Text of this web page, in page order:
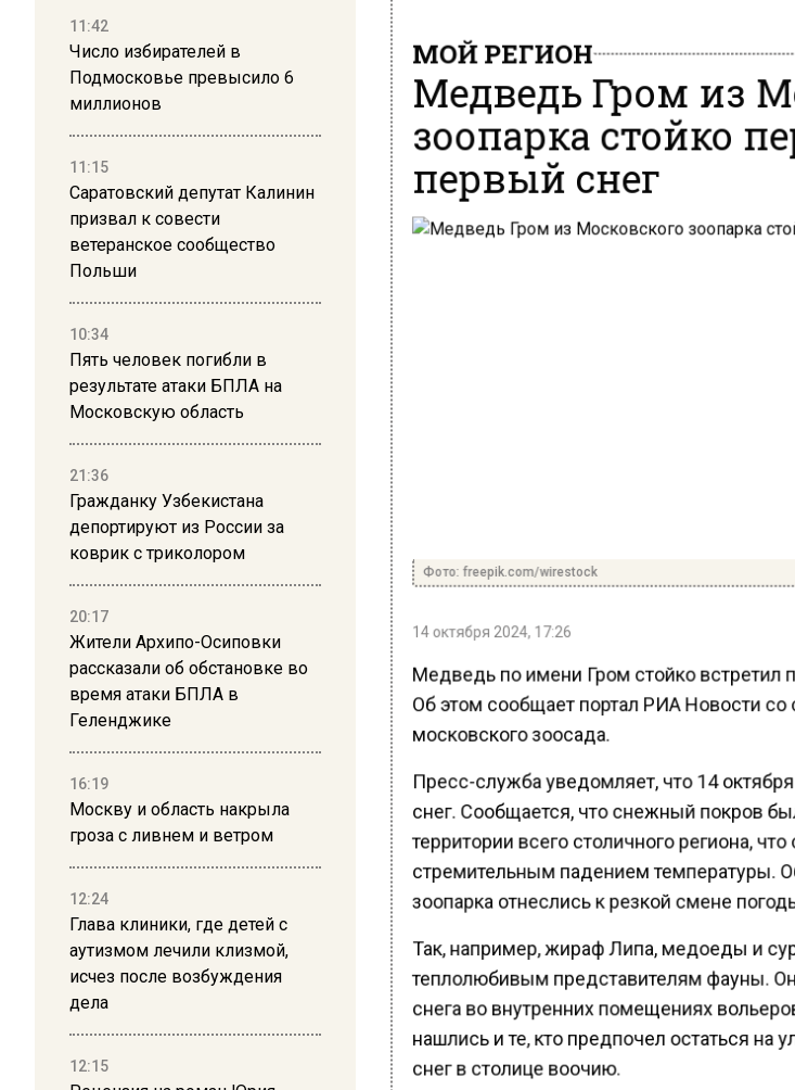
11:42
Число избирателей в
Подмосковье превысило 6
миллионов
11:15
Саратовский депутат Калинин
призвал к совести
ветеранское сообщество
Польши
10:34
Пять человек погибли в
результате атаки БПЛА на
Московскую область
21:36
Гражданку Узбекистана
депортируют из России за
коврик с триколором
20:17
Жители Архипо-Осиповки
рассказали об обстановке во
время атаки БПЛА в
Геленджике
16:19
Москву и область накрыла
гроза с ливнем и ветром
12:24
Глава клиники, где детей с
аутизмом лечили клизмой,
исчез после возбуждения
дела
12:15
МОЙ РЕГИОН
Медведь Гром из
зоопарка стойко
первый снег
Фото: freepik.com/wirestock
14 октября 2024, 17:26
Медведь по имени Гром стойко встретил
Об этом сообщает портал РИА Новости
московского зоосада.
Пресс-служба уведомляет, что 14
снег. Сообщается, что снежный покров
территории всего столичного региона,
стремительным падением температуры.
зоопарка отнеслись к резкой смене
Так, например, жираф Липа, медоеды и
теплолюбивым представителям фауны.
снега во внутренних помещениях
нашлись и те, кто предпочел остаться на
снег в столице воочию.